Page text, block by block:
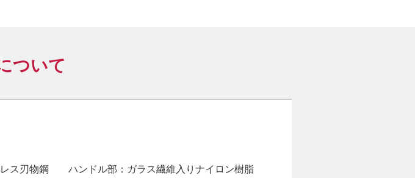
ついて
レス刃物鋼 ハンドル部：ガラス繊維入りナイロン樹脂